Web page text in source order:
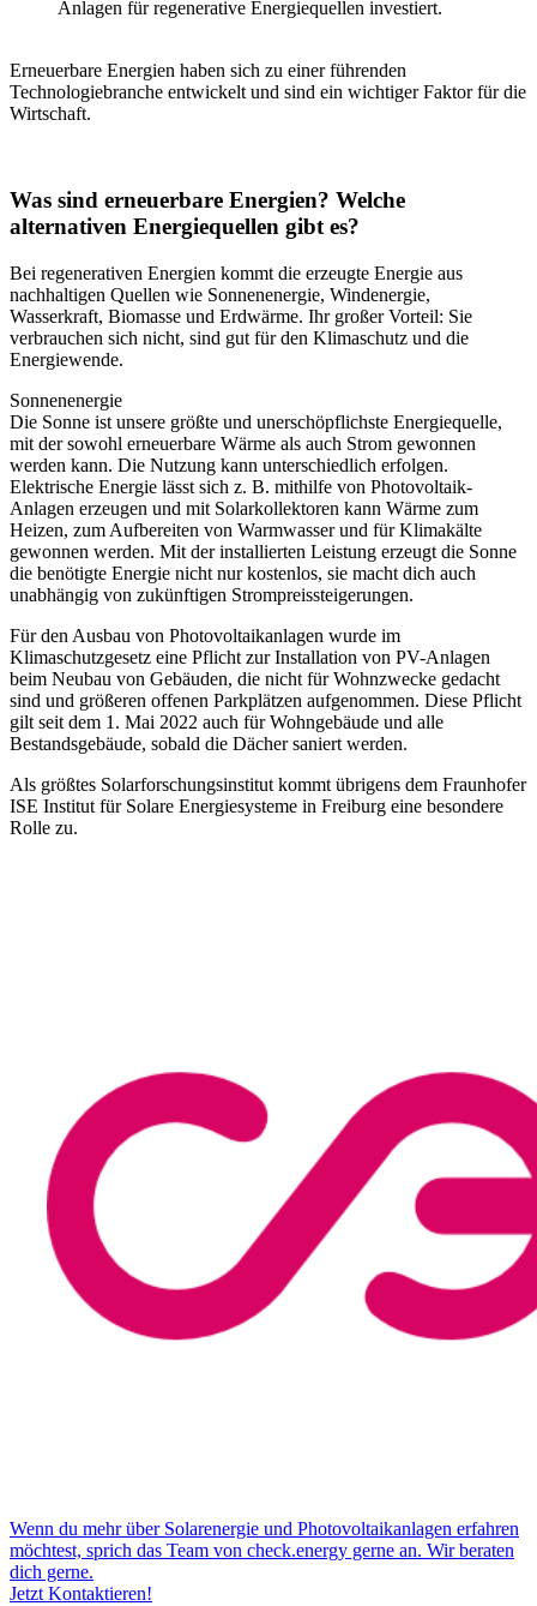
Anlagen für regenerative Energiequellen investiert.
Erneuerbare Energien haben sich zu einer führenden
Technologiebranche entwickelt und sind ein wichtiger Faktor für die
Wirtschaft.
Was sind erneuerbare Energien? Welche
alternativen Energiequellen gibt es?
Bei regenerativen Energien kommt die erzeugte Energie aus
nachhaltigen Quellen wie Sonnenenergie, Windenergie,
Wasserkraft, Biomasse und Erdwärme. Ihr großer Vorteil: Sie
verbrauchen sich nicht, sind gut für den Klimaschutz und die
Energiewende.
Sonnenenergie
Die Sonne ist unsere größte und unerschöpflichste Energiequelle,
mit der sowohl erneuerbare Wärme als auch Strom gewonnen
werden kann. Die Nutzung kann unterschiedlich erfolgen.
Elektrische Energie lässt sich z. B. mithilfe von Photovoltaik-
Anlagen erzeugen und mit Solarkollektoren kann Wärme zum
Heizen, zum Aufbereiten von Warmwasser und für Klimakälte
gewonnen werden. Mit der installierten Leistung erzeugt die Sonne
die benötigte Energie nicht nur kostenlos, sie macht dich auch
unabhängig von zukünftigen Strompreissteigerungen.
Für den Ausbau von Photovoltaikanlagen wurde im
Klimaschutzgesetz eine Pflicht zur Installation von PV-Anlagen
beim Neubau von Gebäuden, die nicht für Wohnzwecke gedacht
sind und größeren offenen Parkplätzen aufgenommen. Diese Pflicht
gilt seit dem 1. Mai 2022 auch für Wohngebäude und alle
Bestandsgebäude, sobald die Dächer saniert werden.
Als größtes Solarforschungsinstitut kommt übrigens dem Fraunhofer
ISE Institut für Solare Energiesysteme in Freiburg eine besondere
Rolle zu.
Wenn du mehr über Solarenergie und Photovoltaikanlagen erfahren
möchtest, sprich das Team von check.energy gerne an. Wir beraten
dich gerne.
Jetzt Kontaktieren!